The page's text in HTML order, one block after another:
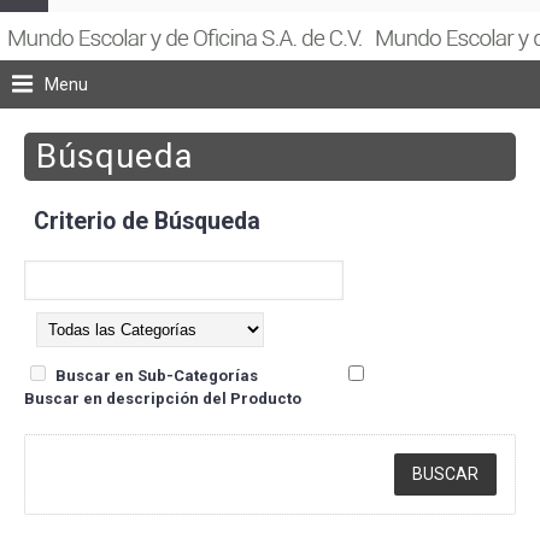
Menu
Búsqueda
Criterio de Búsqueda
Buscar en Sub-Categorías
Buscar en descripción del Producto